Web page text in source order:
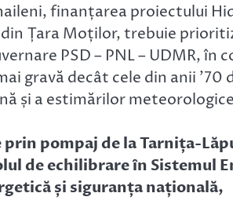
finanțarea proiectului
Țara Moților, trebuie
PSD – PNL – UDMR, în
gravă decât cele din anii
și a estimărilor
pompaj de la Tarnița-
de echilibrare în Sistemul
și siguranța națională,